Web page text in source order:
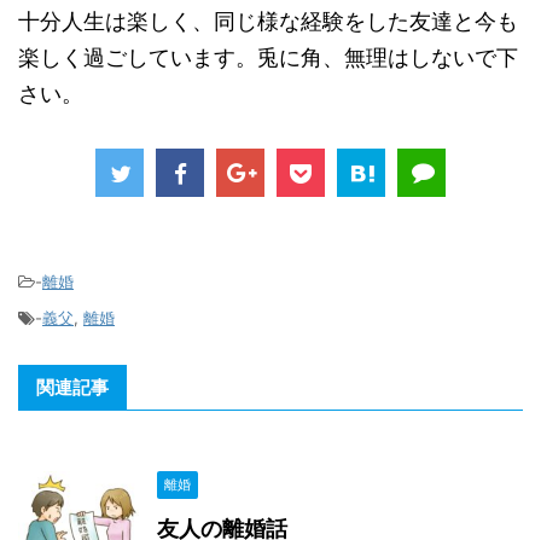
十分人生は楽しく、同じ様な経験をした友達と今も
楽しく過ごしています。兎に角、無理はしないで下
さい。
-離婚
-義父, 離婚
関連記事
離婚
友人の離婚話